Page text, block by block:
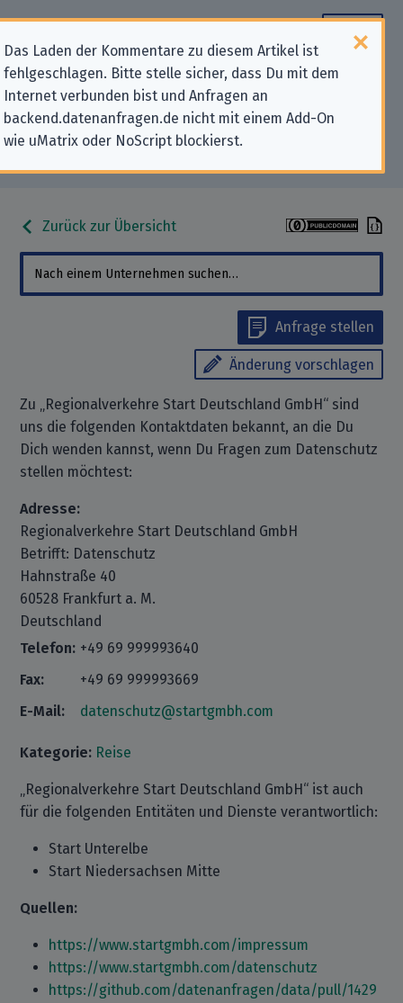
Das Laden der Kommentare zu diesem Artikel ist
fehlgeschlagen. Bitte stelle sicher, dass Du mit dem
Internet verbunden bist und Anfragen an
backend.datenanfragen.de nicht mit einem Add-On
wie uMatrix oder NoScript blockierst.
Datenschutz-Kontaktdaten für
„Regionalverkehre Start
Deutschland GmbH“
Zurück zur Übersicht
Anfrage stellen
Änderung vorschlagen
Zu „Regionalverkehre Start Deutschland GmbH“ sind
uns die folgenden Kontaktdaten bekannt, an die Du
Dich wenden kannst, wenn Du Fragen zum Datenschutz
stellen möchtest:
Adresse:
Regionalverkehre Start Deutschland GmbH
Betrifft: Datenschutz
Hahnstraße 40
60528 Frankfurt a. M.
Deutschland
Telefon: +49 69 999993640
Fax:
+49 69 999993669
E-Mail:
datenschutz@startgmbh.com
Kategorie: Reise
„Regionalverkehre Start Deutschland GmbH“ ist auch
für die folgenden Entitäten und Dienste verantwortlich:
Start Unterelbe
Start Niedersachsen Mitte
Quellen:
https://www.startgmbh.com/impressum
https://www.startgmbh.com/datenschutz
https://github.com/datenanfragen/data/pull/1429